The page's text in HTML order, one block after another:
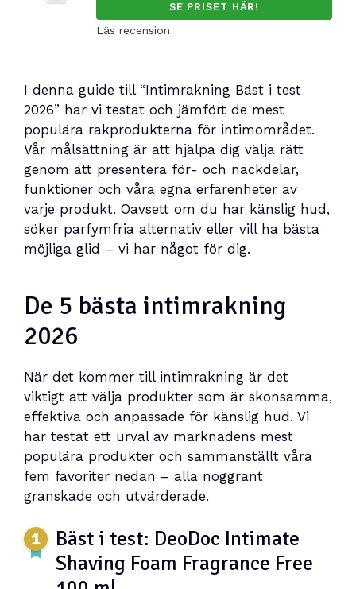
SE PRISET HÄR!
Läs recension
I denna guide till “Intimrakning Bäst i test
2026” har vi testat och jämfört de mest
populära rakprodukterna för intimområdet.
Vår målsättning är att hjälpa dig välja rätt
genom att presentera för- och nackdelar,
funktioner och våra egna erfarenheter av
varje produkt. Oavsett om du har känslig hud,
söker parfymfria alternativ eller vill ha bästa
möjliga glid – vi har något för dig.
De 5 bästa intimrakning
2026
När det kommer till intimrakning är det
viktigt att välja produkter som är skonsamma,
effektiva och anpassade för känslig hud. Vi
har testat ett urval av marknadens mest
populära produkter och sammanställt våra
fem favoriter nedan – alla noggrant
granskade och utvärderade.
Bäst i test: DeoDoc Intimate
Shaving Foam Fragrance Free